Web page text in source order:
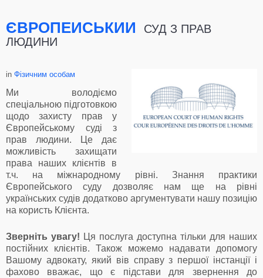
ЄВРОПЕЙСЬКИЙ
СУД З ПРАВ
ЛЮДИНИ
in Фізичним особам
Ми володіємо
спеціальною підготовкою
щодо захисту прав у
Європейському суді з
прав людини. Це дає
можливість захищати
права наших клієнтів в
т.ч. на міжнародному рівні. Знання практики
Європейського суду дозволяє нам ще на рівні
українських судів додатково аргументувати нашу позицію
на користь Клієнта.
Зверніть увагу! Ця послуга доступна тільки для наших
постійних клієнтів. Також можемо надавати допомогу
Вашому адвокату, який вів справу з першої інстанції і
фахово вважає, що є підстави для звернення до